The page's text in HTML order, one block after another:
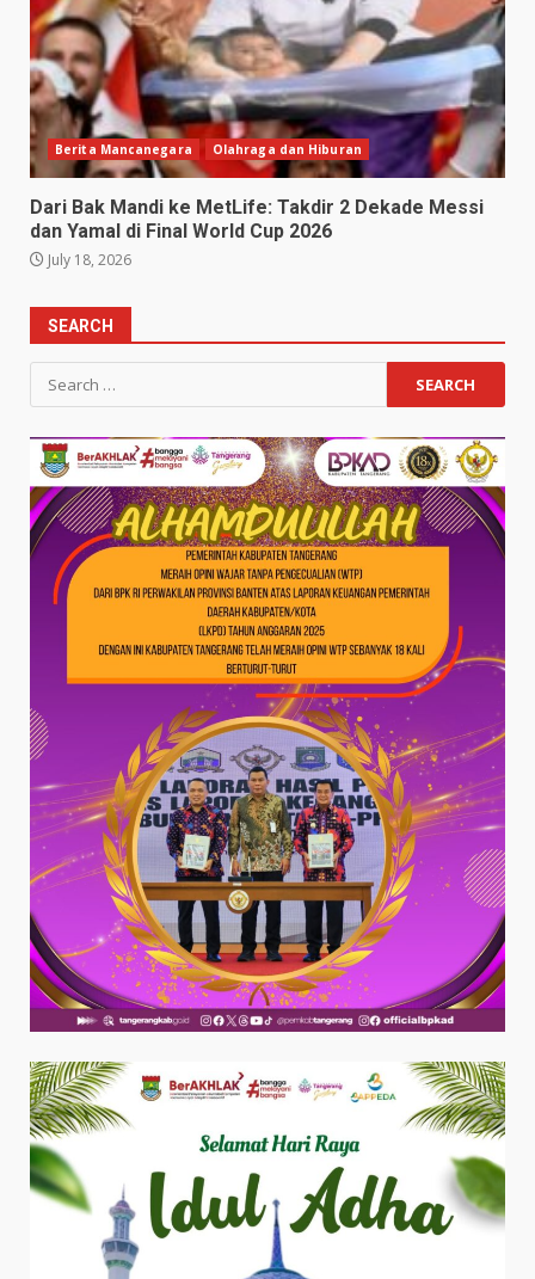
Berita Mancanegara Olahraga dan Hiburan
Dari Bak Mandi ke MetLife: Takdir 2 Dekade Messi
dan Yamal di Final World Cup 2026
July 18, 2026
SEARCH
Search
for: